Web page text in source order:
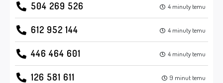
504 269 526 4 minuty temu
612 952 144 4 minuty temu
446 464 601 4 minuty temu
126 581 611 9 minut temu